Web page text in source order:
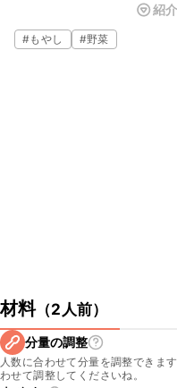
く合い美味しいですよ。白玉
としたチヂミに仕上がります
紹
#もやし #野菜
材料（2人前）
分量の調整
人数に合わせて分量を調整できま
わせて調整してくださいね。